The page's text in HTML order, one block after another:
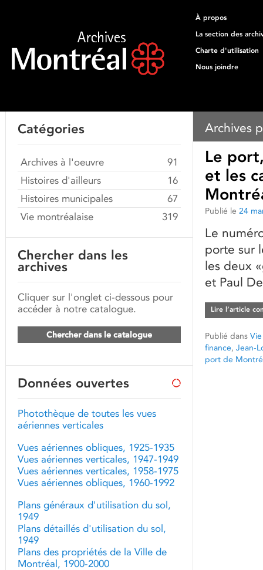
À propos
La section des
Charte d'utilisation
Nous joindre
Archives
Le
et les
Publié le 24
Le
porte sur
les deux
et Paul
Lire l’article
Publié dans
finance, Jean-
port de
Catégories
Archives à l'oeuvre
91
Histoires d'ailleurs
16
Histoires municipales
67
Vie montréalaise
319
Chercher dans les
archives
Cliquer sur l'onglet ci-dessous pour
accéder à notre catalogue.
Chercher dans le catalogue
Données ouvertes
Photothèque de toutes les vues
aériennes verticales
Vues aériennes obliques, 1925-1935
Vues aériennes verticales, 1947-1949
Vues aériennes verticales, 1958-1975
Vues aériennes obliques, 1960-1992
Plans généraux d'utilisation du sol,
1949
Plans détaillés d'utilisation du sol,
1949
Plans des propriétés de la Ville de
Montréal, 1900-2000